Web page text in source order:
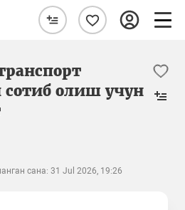
сотиб олиш учун
сана: 31 Jul 2026, 19:26